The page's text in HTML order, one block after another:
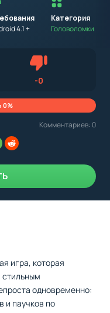
4.1 +
приложения
на
устройство
с
указываем
минимальные
необходимые
Категория
Головоломки
версию Android
версию для
-0Не нравится
Комментариев: 0
игра, которая
стильным
одновременно:
и паучков по